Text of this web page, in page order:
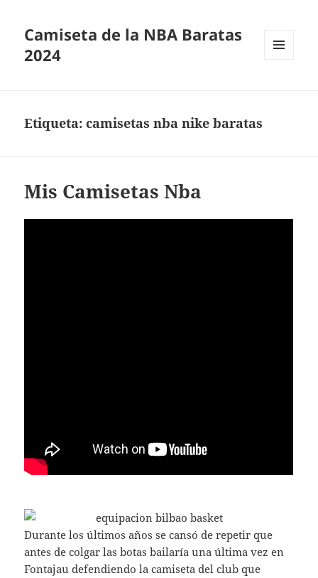
Camiseta de la NBA Baratas
2024
Etiqueta:camisetas nba nike baratas
Mis Camisetas Nba
Durante los últimos años se cansó de repetir que
antes de colgar las botas bailaría una última vez en
Fontajau defendiendo la camiseta del club que